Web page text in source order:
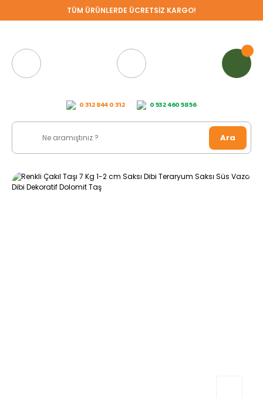
TÜM ÜRÜNLERDE ÜCRETSİZ KARGO!
0 312 844 0 312 0 532 460 58 56
Ara